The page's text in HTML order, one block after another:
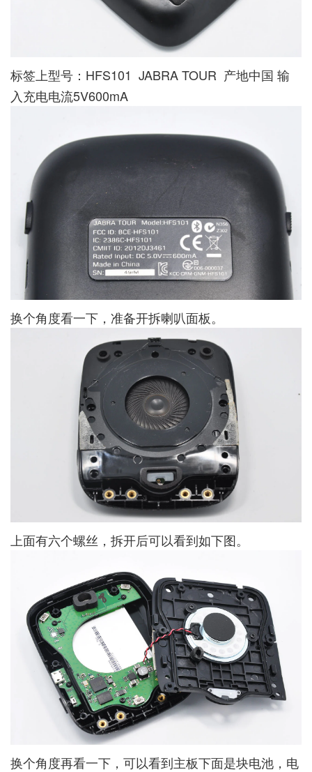
标签上型号：HFS101 JABRA TOUR 产地中国 输
入充电电流5V600mA
换个角度看一下，准备开拆喇叭面板。
上面有六个螺丝，拆开后可以看到如下图。
换个角度再看一下，可以看到主板下面是块电池，电